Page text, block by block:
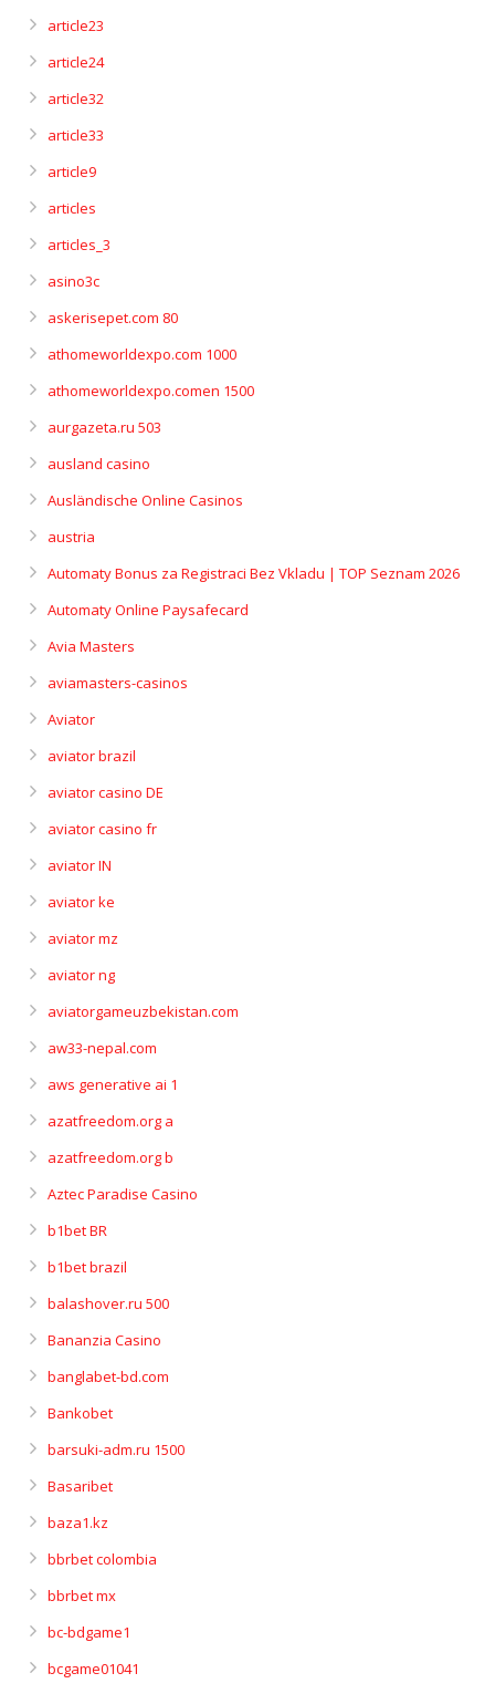
article23
article24
article32
article33
article9
articles
articles_3
asino3c
askerisepet.com 80
athomeworldexpo.com 1000
athomeworldexpo.comen 1500
aurgazeta.ru 503
ausland casino
Ausländische Online Casinos
austria
Automaty Bonus za Registraci Bez Vkladu | TOP Seznam 2026
Automaty Online Paysafecard
Avia Masters
aviamasters-casinos
Aviator
aviator brazil
aviator casino DE
aviator casino fr
aviator IN
aviator ke
aviator mz
aviator ng
aviatorgameuzbekistan.com
aw33-nepal.com
aws generative ai 1
azatfreedom.org a
azatfreedom.org b
Aztec Paradise Casino
b1bet BR
b1bet brazil
balashover.ru 500
Bananzia Casino
banglabet-bd.com
Bankobet
barsuki-adm.ru 1500
Basaribet
baza1.kz
bbrbet colombia
bbrbet mx
bc-bdgame1
bcgame01041